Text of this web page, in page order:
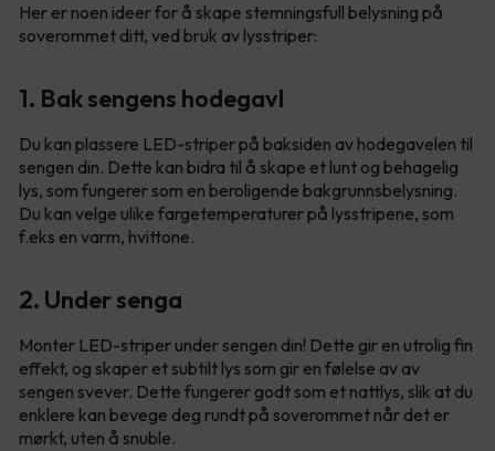
Her er noen ideer for å skape stemningsfull belysning på
soverommet ditt, ved bruk av lysstriper:
1. Bak sengens hodegavl
Du kan plassere LED-striper på baksiden av hodegavelen til
sengen din. Dette kan bidra til å skape et lunt og behagelig
lys, som fungerer som en beroligende bakgrunnsbelysning.
Du kan velge ulike fargetemperaturer på lysstripene, som
f.eks en varm, hvittone.
2. Under senga
Monter LED-striper under sengen din! Dette gir en utrolig fin
effekt, og skaper et subtilt lys som gir en følelse av av
sengen svever. Dette fungerer godt som et nattlys, slik at du
enklere kan bevege deg rundt på soverommet når det er
mørkt, uten å snuble.